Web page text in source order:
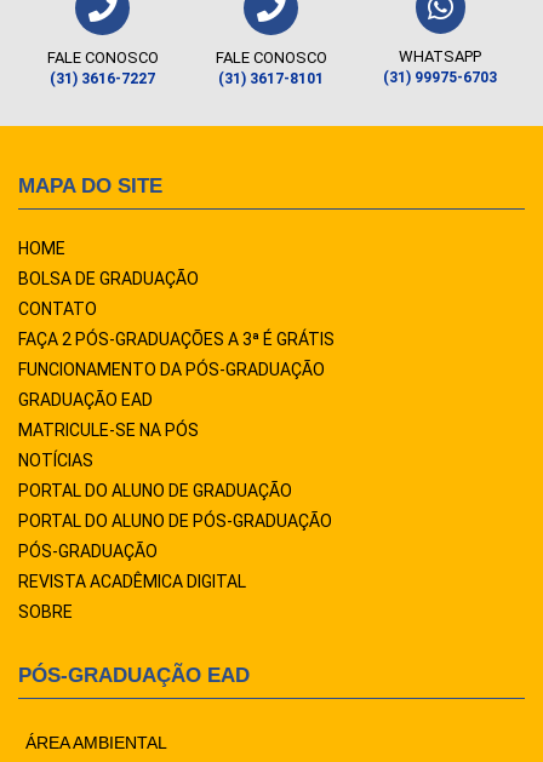
FALE CONOSCO
(31) 3616-7227
FALE CONOSCO
(31) 3617-8101
WHATSAPP
(31) 99975-6703
MAPA DO SITE
HOME
BOLSA DE GRADUAÇÃO
CONTATO
FAÇA 2 PÓS-GRADUAÇÕES A 3ª É GRÁTIS
FUNCIONAMENTO DA PÓS-GRADUAÇÃO
GRADUAÇÃO EAD
MATRICULE-SE NA PÓS
NOTÍCIAS
PORTAL DO ALUNO DE GRADUAÇÃO
PORTAL DO ALUNO DE PÓS-GRADUAÇÃO
PÓS-GRADUAÇÃO
REVISTA ACADÊMICA DIGITAL
SOBRE
PÓS-GRADUAÇÃO EAD
ÁREA AMBIENTAL